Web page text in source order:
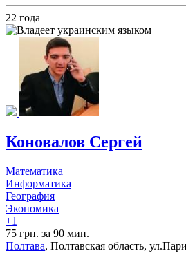
22 года
Коновалов Сергей
Математика
Информатика
География
Экономика
+1
75 грн. за 90 мин.
Полтава, Полтавская область,